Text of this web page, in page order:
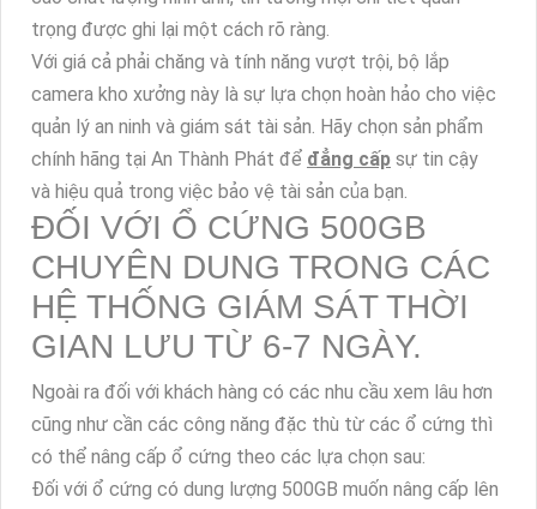
trọng được ghi lại một cách rõ ràng.
Với giá cả phải chăng và tính năng vượt trội, bộ lắp
camera kho xưởng này là sự lựa chọn hoàn hảo cho việc
quản lý an ninh và giám sát tài sản. Hãy chọn sản phẩm
chính hãng tại An Thành Phát để đẳng cấp sự tin cậy
và hiệu quả trong việc bảo vệ tài sản của bạn.
ĐỐI VỚI Ổ CỨNG 500GB
CHUYÊN DUNG TRONG CÁC
HỆ THỐNG GIÁM SÁT THỜI
GIAN LƯU TỪ 6-7 NGÀY.
Ngoài ra đối với khách hàng có các nhu cầu xem lâu hơn
cũng như cần các công năng đặc thù từ các ổ cứng thì
có thể nâng cấp ổ cứng theo các lựa chọn sau:
Đối với ổ cứng có dung lượng 500GB muốn nâng cấp lên